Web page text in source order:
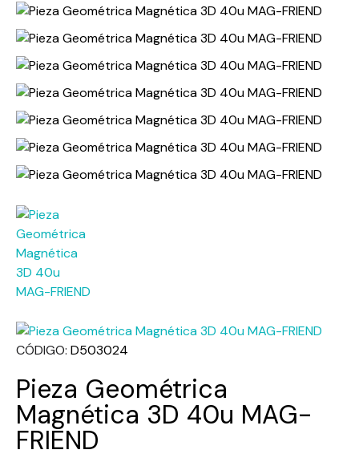
CÓDIGO D503024
Pieza Geométrica
Magnética 3D 40u MAG-
FRIEND